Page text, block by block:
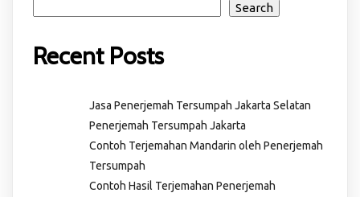
Search
Recent Posts
Jasa Penerjemah Tersumpah Jakarta Selatan
Penerjemah Tersumpah Jakarta
Contoh Terjemahan Mandarin oleh Penerjemah
Tersumpah
Contoh Hasil Terjemahan Penerjemah